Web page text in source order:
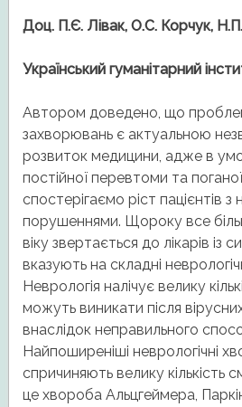
Доц. П.Є. Лівак, О.С. Корчук, Н.П.
Український гуманітарний
Автором доведено, що
захворювань є актуальною
розвиток медицини, адже в
постійної перевтоми та
спостерігаємо ріст пацієнтів
порушеннями. Щороку все
віку звертається до лікарів
вказують на складні
Неврологія налічує велику
можуть виникати після
внаслідок неправильного
Найпоширеніші неврологічні
спричиняють велику кількість
це хвороба Альцгеймера,